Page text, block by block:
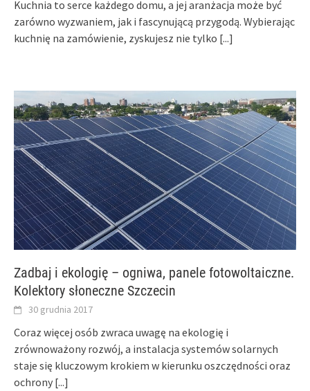
Kuchnia to serce każdego domu, a jej aranżacja może być
zarówno wyzwaniem, jak i fascynującą przygodą. Wybierając
kuchnię na zamówienie, zyskujesz nie tylko [...]
Zadbaj i ekologię – ogniwa, panele fotowoltaiczne.
Kolektory słoneczne Szczecin
30 grudnia 2017
Coraz więcej osób zwraca uwagę na ekologię i
zrównoważony rozwój, a instalacja systemów solarnych
staje się kluczowym krokiem w kierunku oszczędności oraz
ochrony [...]